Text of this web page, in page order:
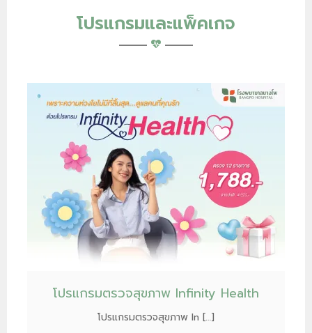
โปรแกรมและแพ็คเกจ
โปรแกรมตรวจสุขภาพ Infinity Health
โปรแกรมตรวจสุขภาพ In […]